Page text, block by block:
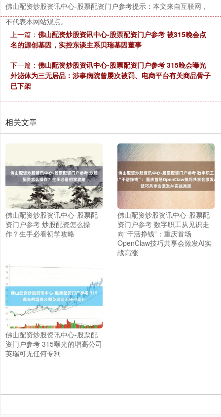
佛山配资炒股资讯中心-股票配资门户参考提示：本文来自互联网，
不代表本网站观点。
上一篇： 佛山配资炒股资讯中心-股票配资门户参考 被315晚会点
名的源创基因，实控东谈主系贝瑞基因董事
下一篇： 佛山配资炒股资讯中心-股票配资门户参考 315晚会曝光
外泌体为三无居品：涉事病院曾屡次被罚、电商平台有关商品骨子
已下架
相关文章
佛山配资炒股资讯中心-股票配
资门户参考 炒股配资怎么操
作？生手必看初学攻略
佛山配资炒股资讯中心-股票配
资门户参考 数字职工从见识走
向“干活挣钱”：重庆首场
OpenClaw技巧共享会激发AI实
战高涨
佛山配资炒股资讯中心-股票配
资门户参考 315曝光的增高公司
英瑞可无任何专利
上证综指 3900.35 +21.92 +0.57%
深证成指